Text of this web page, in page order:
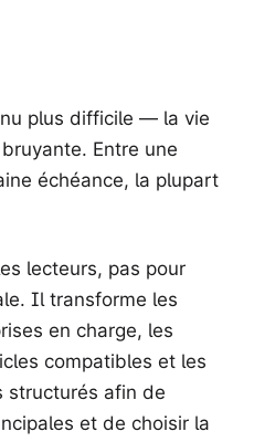
plus difficile — la vie
Entre une
échéance, la plupart
lecteurs, pas pour
Il transforme les
en charge, les
compatibles et les
structurés afin de
et de choisir la